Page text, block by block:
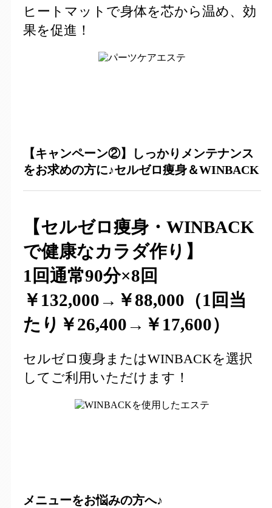
ヒートマットで身体を芯から温め、効
果を促進！
【キャンペーン②】しっかりメンテナンス
をお求めの方に♪セルゼロ痩身＆WINBACK
【セルゼロ痩身・WINBACK
で健康なカラダ作り 】
1回通常90分×8回
￥132,000→ ￥88,000（1回当
たり￥26,400→￥17,600）
セルゼロ痩身またはWINBACKを選択
してご利用いただけます！
メニューをお悩みの方へ♪